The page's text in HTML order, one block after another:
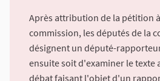
Après attribution de la pétition
commission, les députés de la
désignent un député-
ensuite soit d'examiner le texte
débat faisant l'objet d'un